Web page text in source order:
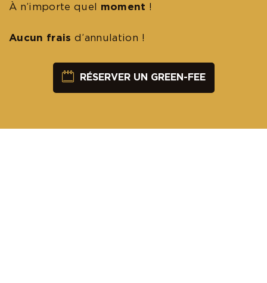
À n’importe quel moment !
Aucun frais d’annulation !
RÉSERVER UN GREEN-FEE